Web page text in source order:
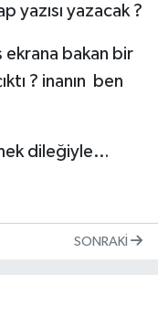
yazısı yazacak ?
ekrana bakan bir
? inanın ben
dileğiyle…
SONRAKI